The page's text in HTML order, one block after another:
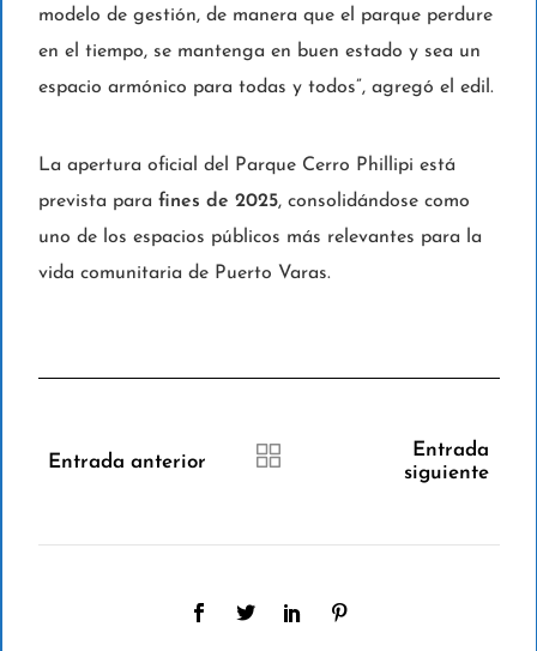
modelo de gestión, de manera que el parque perdure
en el tiempo, se mantenga en buen estado y sea un
espacio armónico para todas y todos”, agregó el edil.
La apertura oficial del Parque Cerro Phillipi está
prevista para fines de 2025, consolidándose como
uno de los espacios públicos más relevantes para la
vida comunitaria de Puerto Varas.
Entrada anterior
Entrada
siguiente